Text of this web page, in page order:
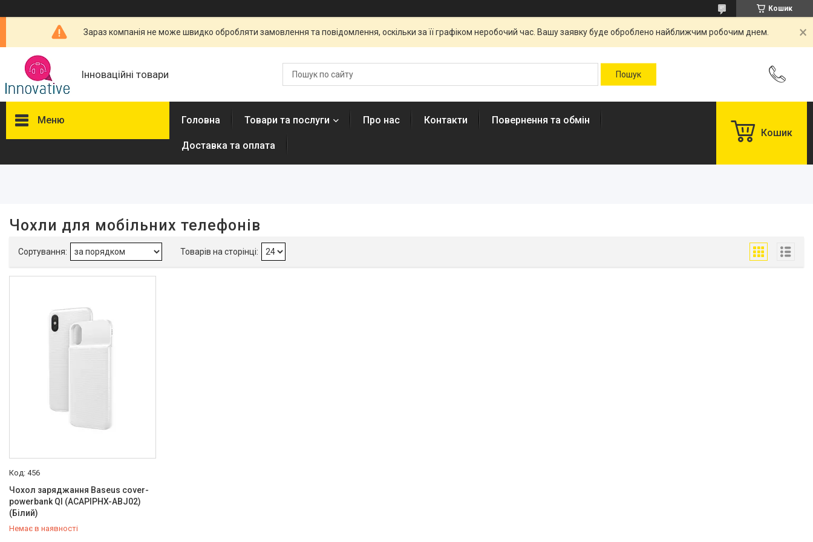
Кошик
Зараз компанія не може швидко обробляти замовлення та повідомлення, оскільки за її графіком неробочий час. Вашу заявку буде оброблено найближчим робочим днем.
Інноваційні товари
Меню
Baseus 1
Новини
Повернення та обмін
Головна Товари та послуги Про нас Контакти Повернення та обмін
Доставка та оплата
Кошик
Чохли для мобільних телефонів
456
Чохол заряджання Baseus cover-
powerbank QI (ACAPIPHX-ABJ02)
(Білий)
Немає в наявності